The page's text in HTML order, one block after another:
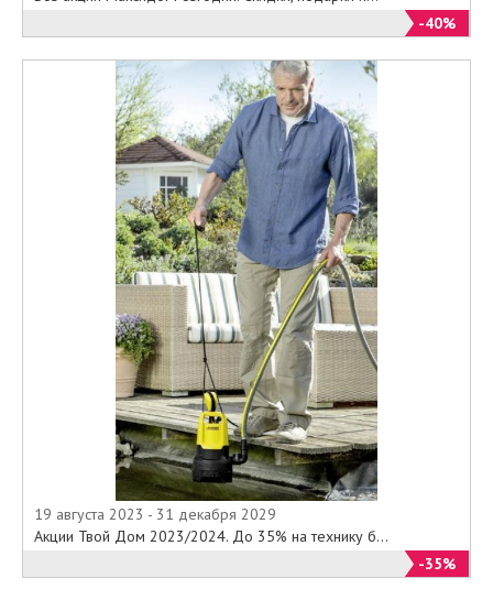
-40%
19 августа 2023 - 31 декабря 2029
Акции Твой Дом 2023/2024. До 35% на технику б...
-35%